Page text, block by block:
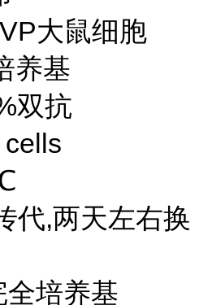
大鼠细胞
养基
双抗
代,两天左右换
培养基